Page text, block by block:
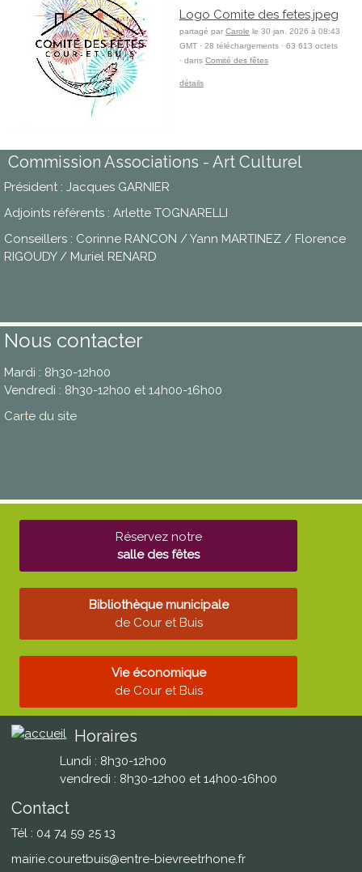
Logo Comite des fetes.jpeg
partagé par Carole le 30 jan. 2026 à 08:43
GMT · 28 téléchargements · 63 613 octets
· dans Comité des fêtes
détails
Commission Associations - Art Culturel
Président : Jacques GARNIER
Adjoints référents : Arlette TOGNARELLI
Conseillers : Corinne RANCON / Yann MARTINEZ / Florence
RIGOUDY / Muriel RENARD
Nous contacter
Mardi : 8h30-12h00
Vendredi : 8h30-12h00 et 14h00-16h00
Carte du site
Réservez notre
salle des fêtes
Bibliothèque municipale
de Cour et Buis
Vie économique
de Cour et Buis
Horaires
Lundi : 8h30-12h00
vendredi : 8h30-12h00 et 14h00-16h00
Contact
Tél : 04 74 59 25 13
mairie.couretbuis@entre-bievreetrhone.fr